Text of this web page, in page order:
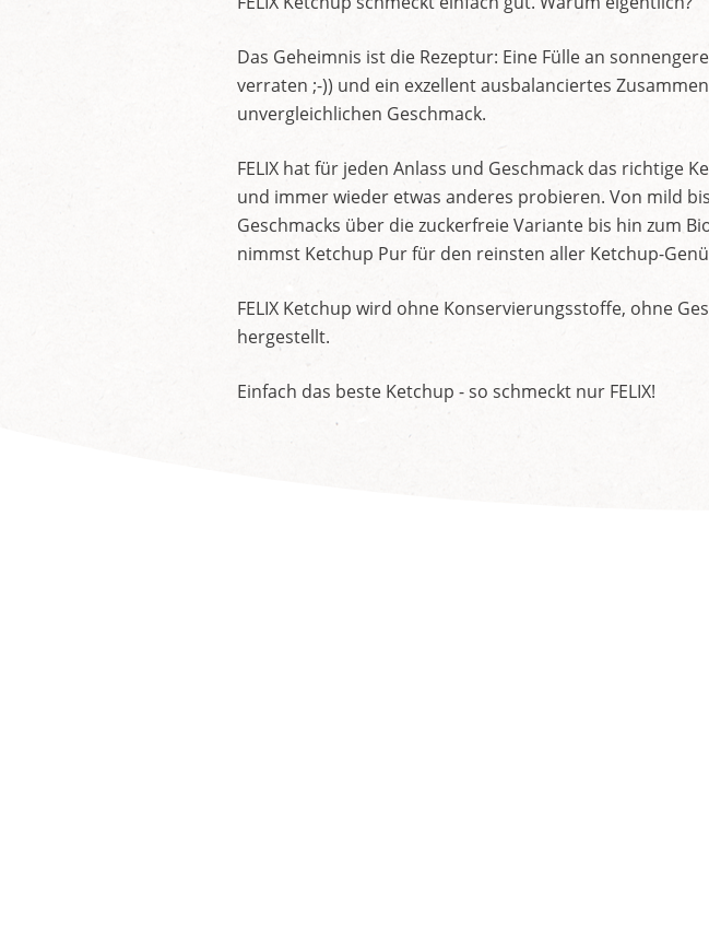
Das Geheimnis ist die Rezeptur: Eine Fülle an
verraten ;-)) und ein exzellent ausbalanciertes
unvergleichlichen Geschmack.
FELIX hat für jeden Anlass und Geschmack das richtige
und immer wieder etwas anderes probieren. Von mild
Geschmacks über die zuckerfreie Variante bis hin zum
nimmst Ketchup Pur für den reinsten aller Ketchup-
FELIX Ketchup wird ohne Konservierungsstoffe, ohne
hergestellt.
Einfach das beste Ketchup - so schmeckt nur FELIX!